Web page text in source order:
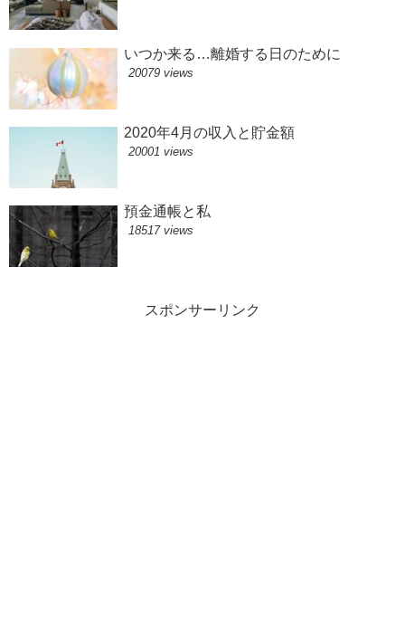
いつか来る…離婚する日のために
20079 views
2020年4月の収入と貯金額
20001 views
預金通帳と私
18517 views
スポンサーリンク